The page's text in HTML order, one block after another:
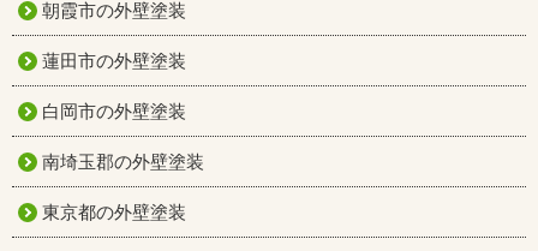
朝霞市の外壁塗装
蓮田市の外壁塗装
白岡市の外壁塗装
南埼玉郡の外壁塗装
東京都の外壁塗装